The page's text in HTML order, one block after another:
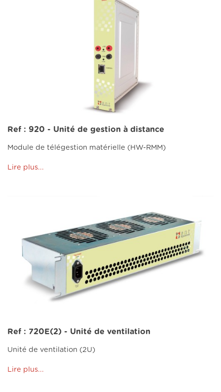
Ref : 920 - Unité de gestion à distance
Module de télégestion matérielle (HW-RMM)
Lire plus...
Ref : 720E(2) - Unité de ventilation
Unité de ventilation (2U)
Lire plus...